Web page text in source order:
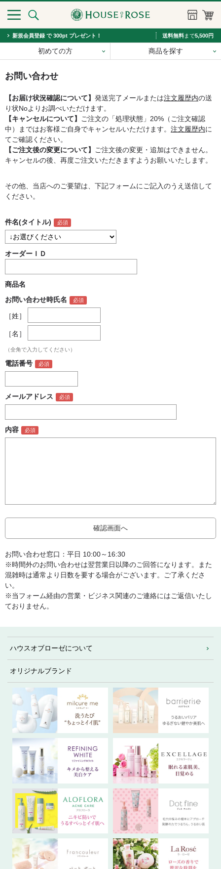
新規会員登録 で 300pt プレゼント！ 送料無料まで5,500円
初めての方 商品を探す
お問い合わせ
【お届け状況確認について】 発送完了メールまたは注文履歴内の送
り状Noよりお調べいただけます。
【キャンセルについて】 ご注文の「処理状態」20%（ご注文確認
中）まではお客様ご自身でキャンセルいただけます。 注文履歴内に
てご確認ください。
【ご注文後の変更について】 ご注文後の変更・追加はできません。
キャンセルの後、再度ご注文いただきますようお願いいたします。
その他、当店へのご要望は、下記フォームにご記入のうえ送信して
ください。
件名(タイトル)
オーダーＩＤ
商品名
お問い合わせ時氏名
［姓］
［名］
（全角で入力してください）
電話番号
メールアドレス
内容
お問い合わせ窓口：平日 10:00～16:30
※時間外のお問い合わせは翌営業日以降のご回答になります。また
混雑時は通常より日数を要する場合がございます。ご了承くださ
い。
※当フォーム経由の営業・ビジネス関連のご連絡にはご返信いたし
ておりません。
ハウスオブローゼについて
オリジナルブランド